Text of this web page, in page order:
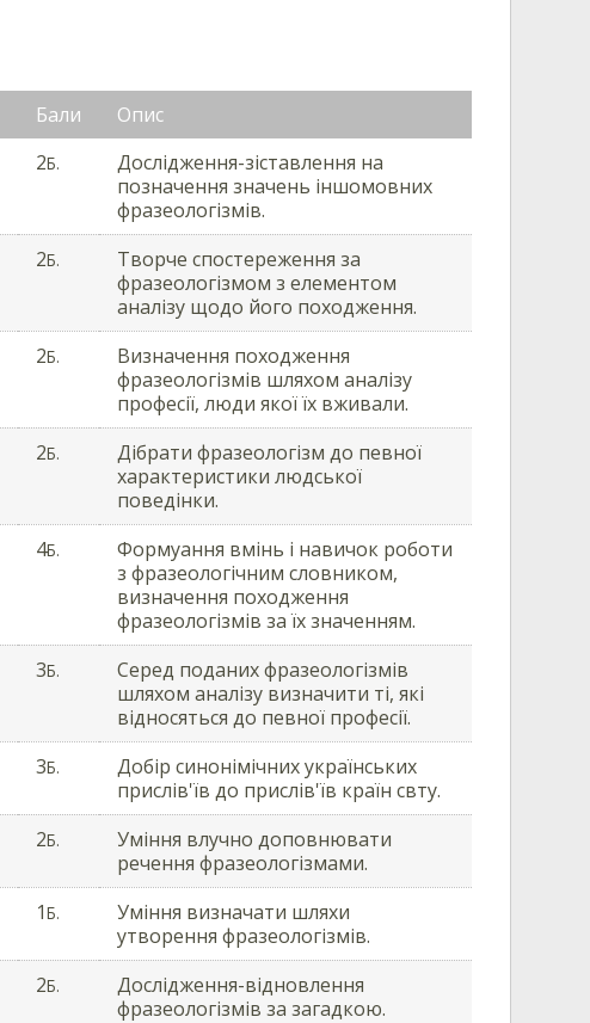
Бали
Опис
2Б.
Дослідження-зіставлення на
позначення значень іншомовних
фразеологізмів.
2Б.
Творче спостереження за
фразеологізмом з елементом
аналізу щодо його походження.
2Б.
Визначення походження
фразеологізмів шляхом аналізу
професії, люди якої їх вживали.
2Б.
Дібрати фразеологізм до певної
характеристики людської
поведінки.
4Б.
Формуання вмінь і навичок роботи
з фразеологічним словником,
визначення походження
фразеологізмів за їх значенням.
3Б.
Серед поданих фразеологізмів
шляхом аналізу визначити ті, які
відносяться до певної професії.
3Б.
Добір синонімічних українських
прислів'їв до прислів'їв країн свту.
2Б.
Уміння влучно доповнювати
речення фразеологізмами.
1Б.
Уміння визначати шляхи
утворення фразеологізмів.
2Б.
Дослiдження-вiдновлення
фразеологізмів за загадкою.